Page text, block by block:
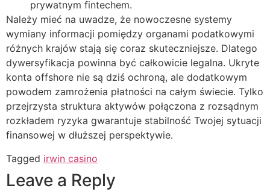
prywatnym fintechem.
Należy mieć na uwadze, że nowoczesne systemy
wymiany informacji pomiędzy organami podatkowymi
różnych krajów stają się coraz skuteczniejsze. Dlatego
dywersyfikacja powinna być całkowicie legalna. Ukryte
konta offshore nie są dziś ochroną, ale dodatkowym
powodem zamrożenia płatności na całym świecie. Tylko
przejrzysta struktura aktywów połączona z rozsądnym
rozkładem ryzyka gwarantuje stabilność Twojej sytuacji
finansowej w dłuższej perspektywie.
Tagged irwin casino
Leave a Reply